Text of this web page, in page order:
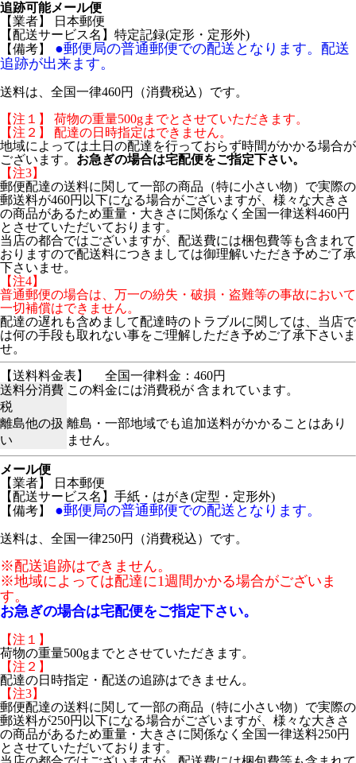
追跡可能メール便
【業者】 日本郵便
【配送サービス名】特定記録(定形・定形外)
【備考】
●郵便局の普通郵便での配送となります。配送
追跡が出来ます。
送料は、全国一律460円（消費税込）です。
【注１】 荷物の重量500gまでとさせていただきます。
【注２】 配達の日時指定はできません。
地域によっては土日の配達を行っておらず時間がかかる場合が
ございます。 お急ぎの場合は宅配便をご指定下さい。
【注3】
郵便配達の送料に関して一部の商品（特に小さい物）で実際の
郵送料が460円以下になる場合がございますが、様々な大きさ
の商品があるため重量・大きさに関係なく全国一律送料460円
とさせていただいております。
当店の都合ではございますが、配送費には梱包費等も含まれて
おりますので配送料につきましては御理解いただき予めご了承
下さいませ。
【注4】
普通郵便の場合は、万一の紛失・破損・盗難等の事故において
一切補償はできません。
配達の遅れも含めまして配達時のトラブルに関しては、当店で
は何の手段も取れない事をご理解しただき予めご了承下さいま
せ。
【送料料金表】
全国一律料金：460円
送料分消費
税
この料金には消費税が 含まれています。
離島他の扱
い
離島・一部地域でも追加送料がかかることはあり
ません。
メール便
【業者】 日本郵便
【配送サービス名】手紙・はがき(定型・定形外)
【備考】
●郵便局の普通郵便での配送となります。
送料は、全国一律250円（消費税込）です。
※配送追跡はできません。
※地域によっては配達に1週間かかる場合がございま
す。
お急ぎの場合は宅配便をご指定下さい。
【注１】
荷物の重量500gまでとさせていただきます。
【注２】
配達の日時指定・配送の追跡はできません。
【注3】
郵便配達の送料に関して一部の商品（特に小さい物）で実際の
郵送料が250円以下になる場合がございますが、様々な大きさ
の商品があるため重量・大きさに関係なく全国一律送料250円
とさせていただいております。